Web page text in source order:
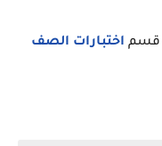
قسم اختبارات الصف